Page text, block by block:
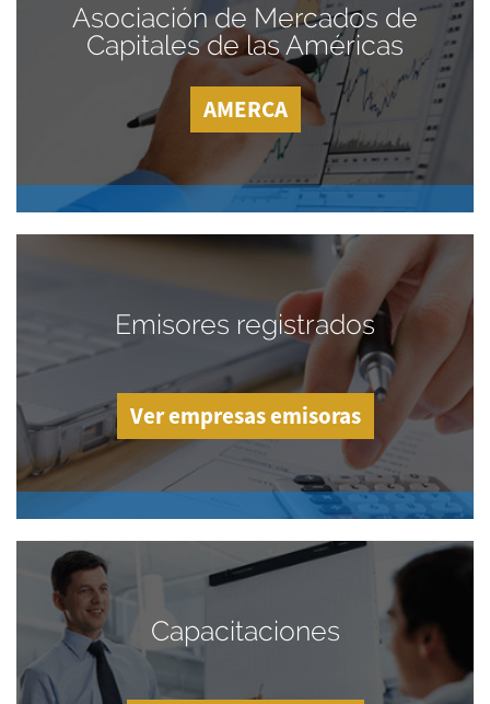
Asociación de Mercados de
Capitales de las Américas
AMERCA
Emisores registrados
Ver empresas emisoras
Capacitaciones